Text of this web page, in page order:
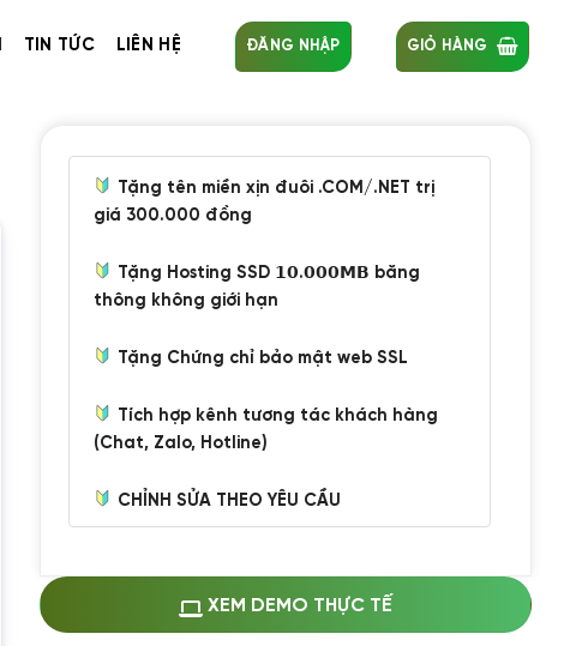
TIN TỨC LIÊN HỆ ĐĂNG NHẬP GIỎ HÀNG
Tặng tên miền xịn đuôi .COM/.NET trị
giá 300.000 đồng
Tặng Hosting SSD 𝟭𝟬.𝟬𝟬𝟬𝗠𝗕 băng
thông không giới hạn
Tặng Chứng chỉ bảo mật web SSL
Tích hợp kênh tương tác khách hàng
(Chat, Zalo, Hotline)
CHỈNH SỬA THEO YÊU CẦU
Thay logo + thông tin doanh nghiệp
(+100.000 VND)
XEM DEMO THỰC TẾ